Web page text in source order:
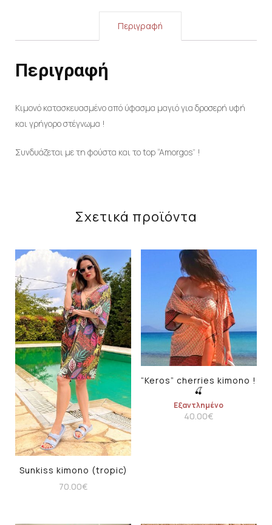
Περιγραφή
Περιγραφή
Κιμονό κατασκευασμένο από ύφασμα μαγιό για δροσερή υφή
και γρήγορο στέγνωμα !
Συνδυάζεται με τη φούστα και το top “Amorgos” !
Σχετικά προϊόντα
Sunkiss kimono (tropic)
70.00€
“Keros” cherries kimono !
🍒
Εξαντλημένο
40.00€